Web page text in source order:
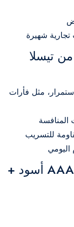
تجارية شهيرة
تيسلا
مثل فأرات
المنافسة
للتسريب
مواصفات بطاريات من تيسلا AAA أسود +